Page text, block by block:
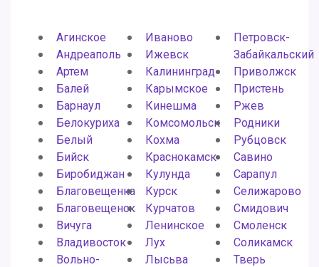
Агинское
Андреаполь
Артем
Балей
Барнаул
Белокуриха
Белый
Бийск
Биробиджан
Благовещенка
Благовещенск
Вичуга
Владивосток
Вольно-
Иваново
Ижевск
Калининград
Карымское
Кинешма
Комсомольск
Кохма
Краснокамск
Кулунда
Курск
Курчатов
Ленинское
Лух
Лысьва
Петровск-
Забайкальский
Приволжск
Пристень
Ржев
Родники
Рубцовск
Савино
Сарапул
Селижарово
Смидович
Смоленск
Соликамск
Тверь